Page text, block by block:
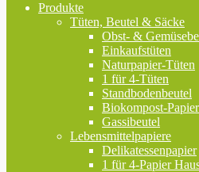
Produkte
Tüten, Beutel & Säcke
Obst- &
Einkaufstüten
Naturpapier-Tüten
1 für 4-Tüten
Standbodenbeutel
Biokompost-
Gassibeutel
Lebensmittelpapiere
Delikatessenpapier
1 für 4-Papier